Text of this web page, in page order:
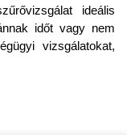
ideális
időt vagy nem
vizsgálatokat,